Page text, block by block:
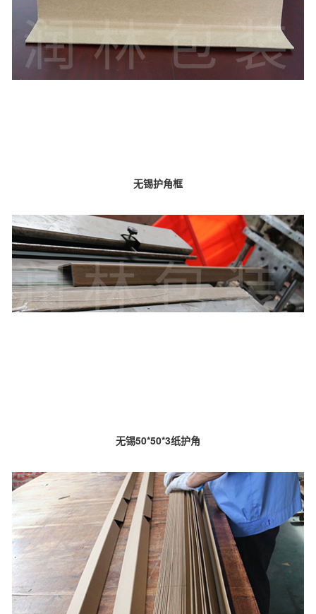
无锡护角框
无锡50*50*3纸护角